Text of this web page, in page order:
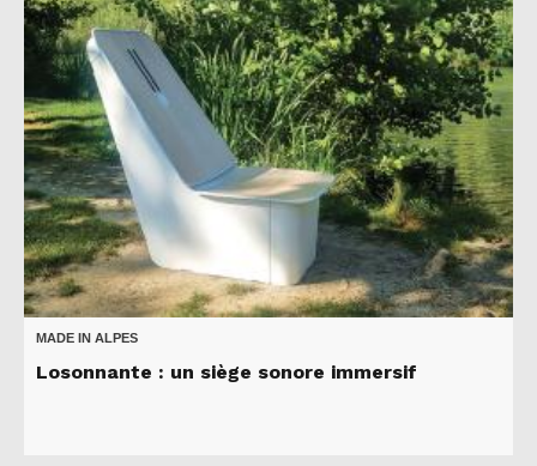
MADE IN ALPES
Losonnante : un siège sonore immersif